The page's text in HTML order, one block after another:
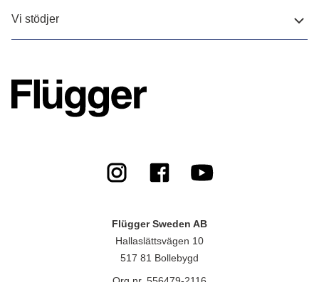
Vi stödjer
Flügger Sweden AB
Hallaslättsvägen 10
517 81 Bollebygd